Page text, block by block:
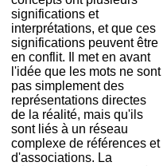
significations et
interprétations, et que ces
significations peuvent être
en conflit. Il met en avant
l'idée que les mots ne sont
pas simplement des
représentations directes
de la réalité, mais qu'ils
sont liés à un réseau
complexe de références et
d'associations. La